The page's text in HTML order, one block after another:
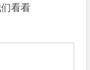
们看看